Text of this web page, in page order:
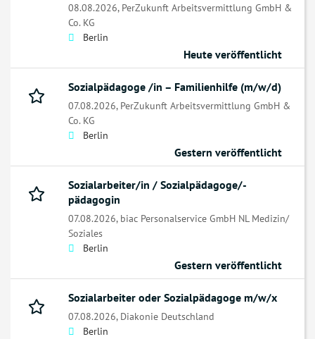
08.08.2026, PerZukunft Arbeitsvermittlung GmbH &
Co. KG
Berlin
Heute veröffentlicht
Sozialpädagoge /in – Familienhilfe (m/w/d)
07.08.2026, PerZukunft Arbeitsvermittlung GmbH &
Co. KG
Berlin
Gestern veröffentlicht
Sozialarbeiter/in / Sozialpädagoge/-
pädagogin
07.08.2026, biac Personalservice GmbH NL Medizin/
Soziales
Berlin
Gestern veröffentlicht
Sozialarbeiter oder Sozialpädagoge m/w/x
07.08.2026, Diakonie Deutschland
Berlin